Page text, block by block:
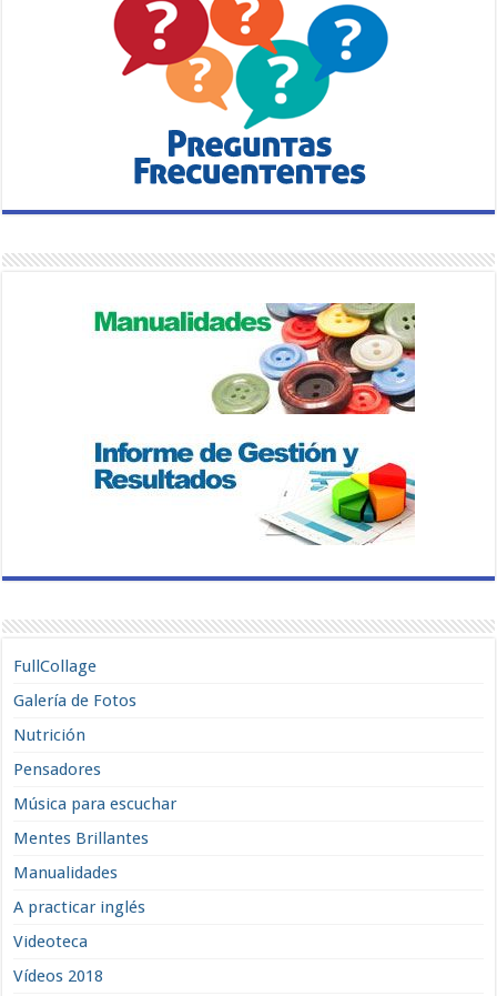
FullCollage
Galería de Fotos
Nutrición
Pensadores
Música para escuchar
Mentes Brillantes
Manualidades
A practicar inglés
Videoteca
Vídeos 2018